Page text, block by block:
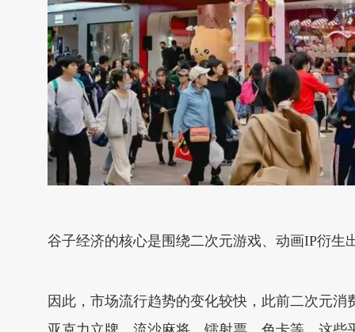
谷子经济的核心是围绕二次元游戏、动画IP衍
因此，市场流行趋势的变化较快，此前二次元